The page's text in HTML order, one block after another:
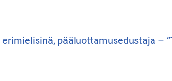
pääluottamusedustaja –